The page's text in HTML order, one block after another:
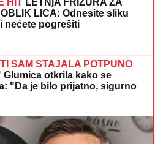
U CRNOJ GORI
U haljini do poda sa golim
AMERICI!Umalo otkinula
pa šokirala svet
(VIDEO/FOTO)